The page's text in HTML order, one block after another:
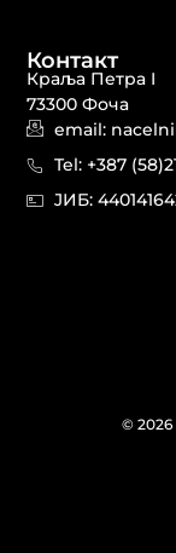
© 2026
Контакт
Краља Петра I
73300 Фоча
email:
Tel: +387
JИБ: